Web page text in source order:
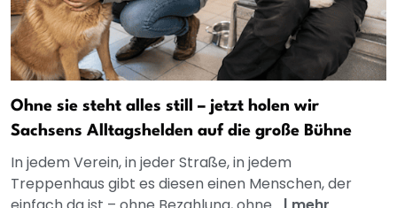
Ohne sie steht alles still – jetzt holen wir
Sachsens Alltagshelden auf die große Bühne
In jedem Verein, in jeder Straße, in jedem
Treppenhaus gibt es diesen einen Menschen, der